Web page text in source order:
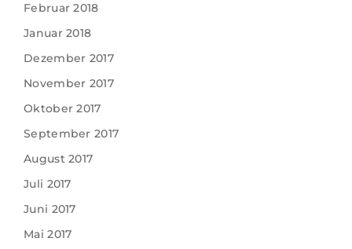
Februar 2018
Januar 2018
Dezember 2017
November 2017
Oktober 2017
September 2017
August 2017
Juli 2017
Juni 2017
Mai 2017